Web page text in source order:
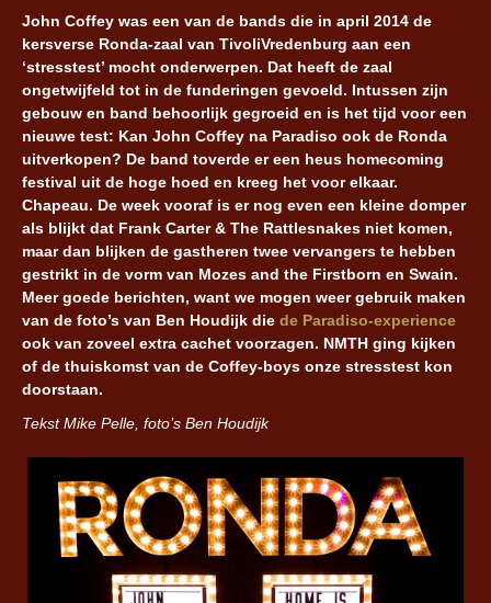
John Coffey was een van de bands die in april 2014 de
kersverse Ronda-zaal van TivoliVredenburg aan een
‘stresstest’ mocht onderwerpen. Dat heeft de zaal
ongetwijfeld tot in de funderingen gevoeld. Intussen zijn
gebouw en band behoorlijk gegroeid en is het tijd voor een
nieuwe test: Kan John Coffey na Paradiso ook de Ronda
uitverkopen? De band toverde er een heus homecoming
festival uit de hoge hoed en kreeg het voor elkaar.
Chapeau. De week vooraf is er nog even een kleine domper
als blijkt dat Frank Carter & The Rattlesnakes niet komen,
maar dan blijken de gastheren twee vervangers te hebben
gestrikt in de vorm van Mozes and the Firstborn en Swain.
Meer goede berichten, want we mogen weer gebruik maken
van de foto’s van Ben Houdijk die de Paradiso-experience
ook van zoveel extra cachet voorzagen. NMTH ging kijken
of de thuiskomst van de Coffey-boys onze stresstest kon
doorstaan.
Tekst Mike Pelle, foto’s Ben Houdijk